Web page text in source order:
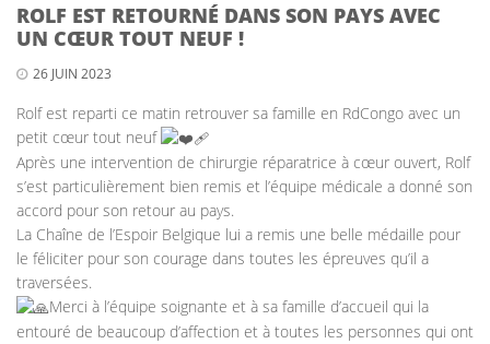
ROLF EST RETOURNÉ DANS SON PAYS AVEC
UN CŒUR TOUT NEUF !
26 JUIN 2023
Rolf est reparti ce matin retrouver sa famille en RdCongo avec un
petit cœur tout neuf
Après une intervention de chirurgie réparatrice à cœur ouvert, Rolf
s’est particulièrement bien remis et l’équipe médicale a donné son
accord pour son retour au pays.
La Chaîne de l’Espoir Belgique lui a remis une belle médaille pour
le féliciter pour son courage dans toutes les épreuves qu’il a
traversées.
Merci à l’équipe soignante et à sa famille d’accueil qui la
entouré de beaucoup d’affection et à toutes les personnes qui ont